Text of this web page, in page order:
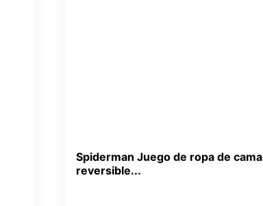
Spiderman Juego de ropa de cama
reversible...